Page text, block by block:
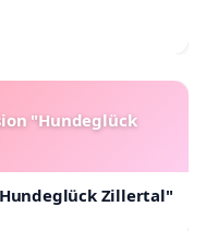
"Hundeglück
Zillertal"